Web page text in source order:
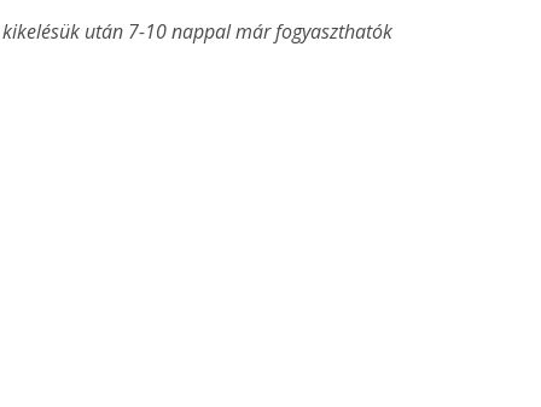
után 7-10 nappal már fogyaszthatók